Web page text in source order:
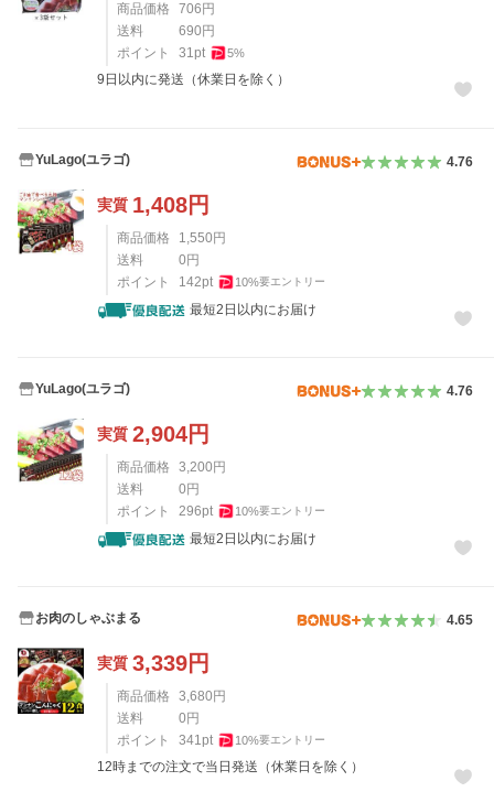
商品価格 706 円
送料
690 円
ポイント
31pt 5%
9日以内に発送（休業日を除く）
YuLago(ユラゴ) 4.76
実質 1,408円
商品価格 1,550 円
送料
0 円
ポイント
142pt 10%要エントリー
最短2日以内にお届け
YuLago(ユラゴ) 4.76
実質 2,904円
商品価格 3,200 円
送料
0 円
ポイント
296pt 10%要エントリー
最短2日以内にお届け
お肉のしゃぶまる 4.65
実質 3,339円
商品価格 3,680 円
送料
0 円
ポイント
341pt 10%要エントリー
12時までの注文で当日発送（休業日を除く）